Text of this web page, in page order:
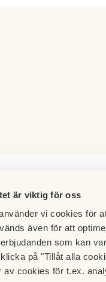
är viktig för oss
vi cookies för
även för att
som kan
på "Tillåt alla
av cookies för t.ex.